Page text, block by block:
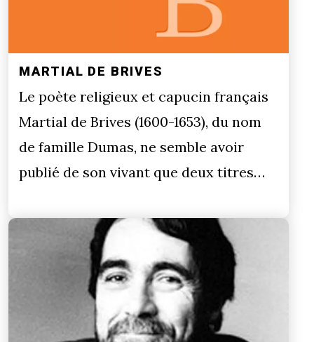
MARTIAL DE BRIVES
Le poète religieux et capucin français
Martial de Brives (1600-1653), du nom
de famille Dumas, ne semble avoir
publié de son vivant que deux titres…